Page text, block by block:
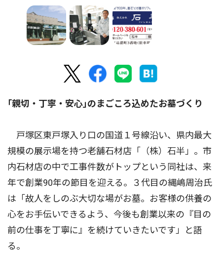
｢親切・丁寧・安心｣のまごころ込めたお墓づくり
戸塚区東戸塚入り口の国道１号線沿い、県内最大
規模の展示場を持つ老舗石材店「（株）石半」。市
内石材店の中で工事件数がトップという同社は、来
年で創業90年の節目を迎える。３代目の縄嶋周治氏
は「故人をしのぶ大切な場がお墓。お客様の供養の
心をお手伝いできるよう、今後も創業以来の『目の
前の仕事を丁寧に』を続けていきたいです」と語
る。